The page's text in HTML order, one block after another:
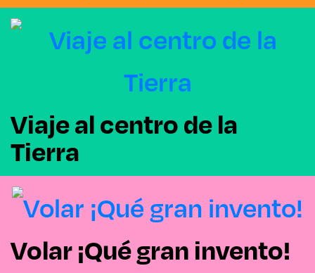
Viaje al centro de la
Tierra
Volar ¡Qué gran invento!